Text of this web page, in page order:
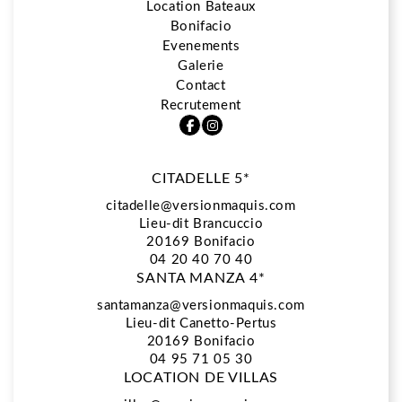
5*
Restaurant La Vista
Spa Biologique Recherche
Location Bateaux
Bonifacio
Location Bateaux
Bonifacio
Evenements
Galerie
Contact
Recrutement
CITADELLE 5*
citadelle@versionmaquis.com
Lieu-dit Brancuccio
20169 Bonifacio
04 20 40 70 40
SANTA MANZA 4*
santamanza@versionmaquis.com
Lieu-dit Canetto-Pertus
20169 Bonifacio
04 95 71 05 30
LOCATION DE VILLAS